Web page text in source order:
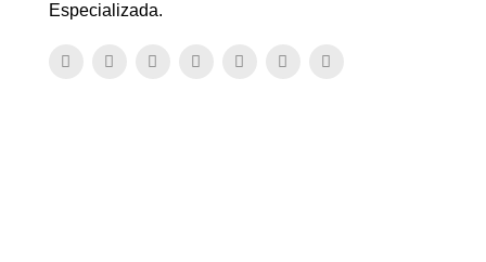
Especializada.